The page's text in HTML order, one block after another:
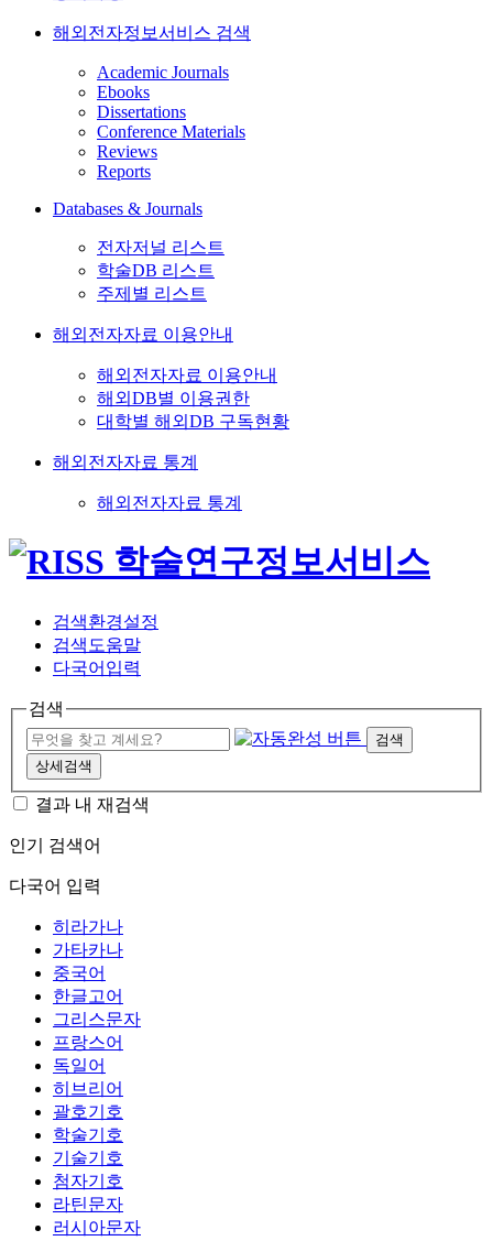
해외전자정보서비스 검색
Academic Journals
Ebooks
Dissertations
Conference Materials
Reviews
Reports
Databases & Journals
전자저널 리스트
학술DB 리스트
주제별 리스트
해외전자자료 이용안내
해외전자자료 이용안내
해외DB별 이용권한
대학별 해외DB 구독현황
해외전자자료 통계
해외전자자료 통계
검색환경설정
검색도움말
다국어입력
검색
검색
상세검색
결과 내 재검색
인기 검색어
다국어 입력
히라가나
가타카나
중국어
한글고어
그리스문자
프랑스어
독일어
히브리어
괄호기호
학술기호
기술기호
첨자기호
라틴문자
러시아문자